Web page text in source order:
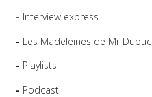
Interview express
Les Madeleines de Mr Dubuc
Playlists
Podcast